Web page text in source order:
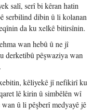
salî, serî bi kêran hatin
serbilind dibin û li kolanan
da ku xelkê bitirsînin.
wan hebû û ne jî
derketibû pêşwaziya wan
kêliyekê jî nefikirî ku
lê kirin û simbêlên wî
û li pêşberî medyayê jê